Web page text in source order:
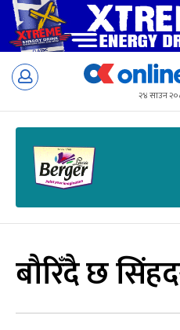
Skip
२४ साउन
बौरिँदै छ